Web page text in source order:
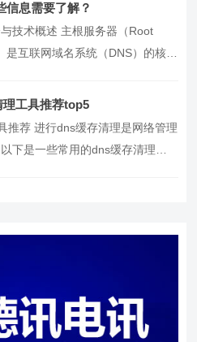
信息需要了解？
技术概述 主根服务器（Root
是互联网域名系统（DNS）的核心
工具推荐top5
推荐 进行dns缓存清理是网络管理
下是一些常用的dns缓存清理工